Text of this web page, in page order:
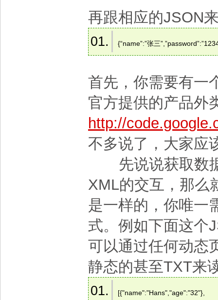
再跟相应的JSON
{“name”:”张三
首先，你需要有一
官方提供的产品外
http://
不多说了，大家应
先说说获取数据
XML的交互，那么
是一样的，你唯一
式。例如下面这个
可以通过任何动态
静态的甚至TXT来
[{"name":"Hans","age":"32"},